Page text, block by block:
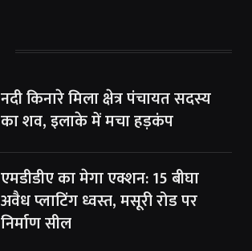
नदी किनारे मिला क्षेत्र पंचायत सदस्य
का शव, इलाके में मचा हड़कंप
एमडीडीए का मेगा एक्शन: 15 बीघा
अवैध प्लाटिंग ध्वस्त, मसूरी रोड पर
निर्माण सील